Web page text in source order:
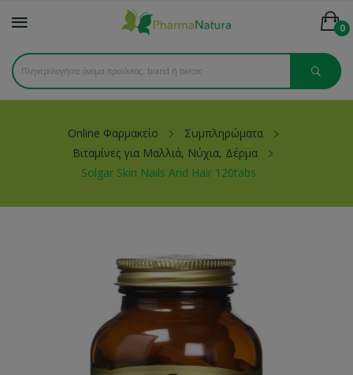
0
Online Φαρμακείο
Συμπληρώματα
Βιταμίνες για Μαλλιά, Νύχια, Δέρμα
Solgar Skin Nails And Hair 120tabs